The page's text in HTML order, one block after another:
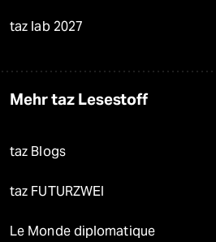
taz lab 2027
Mehr taz Lesestoff
taz Blogs
taz FUTURZWEI
Le Monde diplomatique